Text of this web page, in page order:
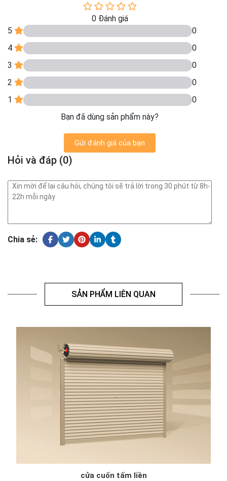
0Đánh giá
5
0
4
0
3
0
2
0
1
0
Bạn đã dùng sản phẩm này?
Gửi đánh giá của bạn
Hỏi và đáp (0)
Chia sẻ:
SẢN PHẨM LIÊN QUAN
cửa cuốn tấm liền